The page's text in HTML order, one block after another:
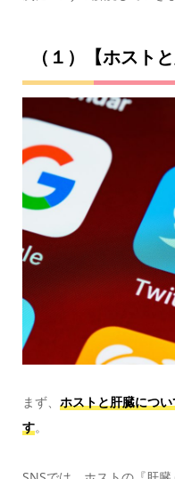
（１）【ホスト
まず、 ホストと肝臓につ
す。